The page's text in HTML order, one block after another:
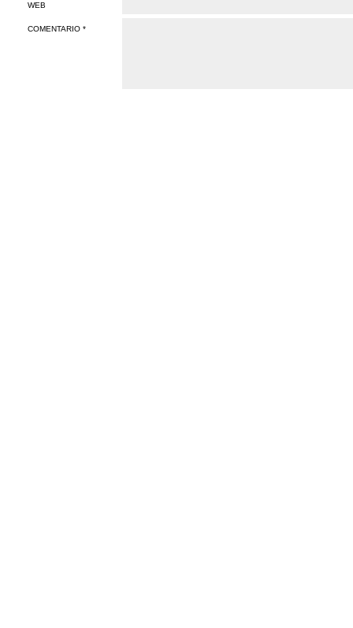
WEB
COMENTARIO *